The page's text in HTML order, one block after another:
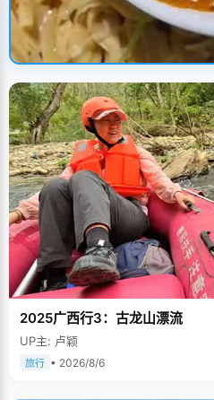
UP主: 卢颖
美食 • 2022/8/29
2025广西行3：古龙山漂流
UP主: 卢颖
旅行 • 2026/8/6